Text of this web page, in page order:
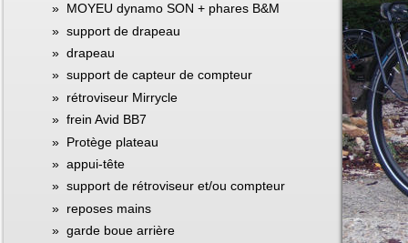
MOYEU dynamo SON + phares B&M
support de drapeau
drapeau
support de capteur de compteur
rétroviseur Mirrycle
frein Avid BB7
Protège plateau
appui-tête
support de rétroviseur et/ou compteur
reposes mains
garde boue arrière